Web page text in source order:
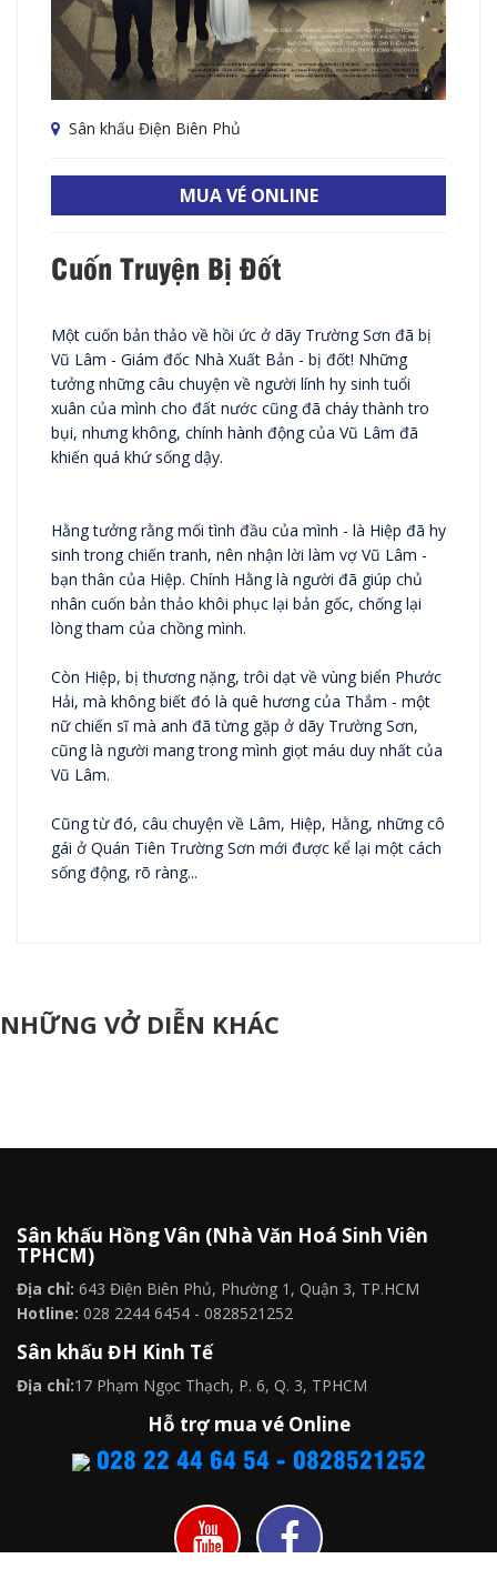
Sân khấu Điện Biên Phủ
MUA VÉ ONLINE
Cuốn Truyện Bị Đốt
Một cuốn bản thảo về hồi ức ở dãy Trường Sơn đã bị
Vũ Lâm - Giám đốc Nhà Xuất Bản - bị đốt! Những
tưởng những câu chuyện về người lính hy sinh tuổi
xuân của mình cho đất nước cũng đã cháy thành tro
bụi, nhưng không, chính hành động của Vũ Lâm đã
khiến quá khứ sống dậy.
Hằng tưởng rằng mối tình đầu của mình - là Hiệp đã hy
sinh trong chiến tranh, nên nhận lời làm vợ Vũ Lâm -
bạn thân của Hiệp. Chính Hằng là người đã giúp chủ
nhân cuốn bản thảo khôi phục lại bản gốc, chống lại
lòng tham của chồng mình.
Còn Hiệp, bị thương nặng, trôi dạt về vùng biển Phước
Hải, mà không biết đó là quê hương của Thắm - một
nữ chiến sĩ mà anh đã từng gặp ở dãy Trường Sơn,
cũng là người mang trong mình giọt máu duy nhất của
Vũ Lâm.
Cũng từ đó, câu chuyện về Lâm, Hiệp, Hằng, những cô
gái ở Quán Tiên Trường Sơn mới được kể lại một cách
sống động, rõ ràng...
NHỮNG VỞ DIỄN KHÁC
Sân khấu Hồng Vân (Nhà Văn Hoá Sinh Viên
TPHCM)
Địa chỉ: 643 Điện Biên Phủ, Phường 1, Quận 3, TP.HCM
Hotline: 028 2244 6454 - 0828521252
Sân khấu ĐH Kinh Tế
Địa chỉ:17 Phạm Ngọc Thạch, P. 6, Q. 3, TPHCM
Hỗ trợ mua vé Online
028 22 44 64 54 - 0828521252